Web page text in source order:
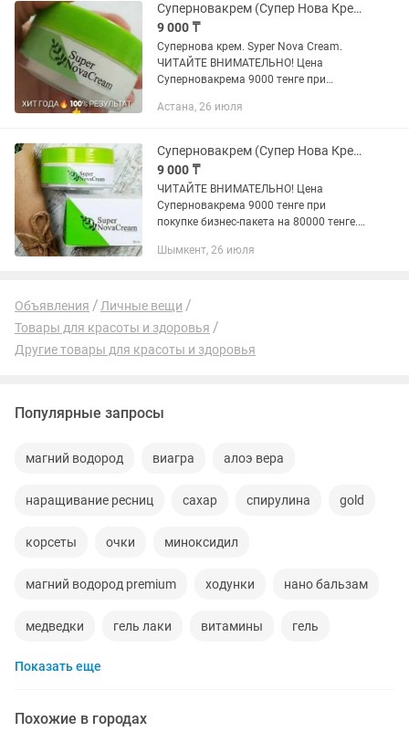
Суперновакрем (Супер Нова Крем) всегда в наличии, на левом, правом берегу.
9 000 ₸
Супернова крем. Syper Nova Cream.
ЧИТАЙТЕ ВНИМАТЕЛЬНО! Цена
Суперновакрема 9000 тенге при
Цена при штучной продаже 12000
КРЕМ...
Астана, 26 июля
Суперновакрем (Супер Нова Крем)
9 000 ₸
ЧИТАЙТЕ ВНИМАТЕЛЬНО! Цена
Суперновакрема 9000 тенге при
покупке бизнес-пакета на 80000 тенге.
тенге. (с 3 февраля). С SuperNovacreаm
Шымкент, 26 июля
Объявления
Личные вещи
Товары для красоты и здоровья
Другие товары для красоты и здоровья
Популярные запросы
магний водород виагра алоэ вера
наращивание ресниц сахар спирулина gold
корсеты очки миноксидил
магний водород premium ходунки нано бальзам
медведки гель лаки витамины гель
наращивание волос
Показать еще
Похожие в городах